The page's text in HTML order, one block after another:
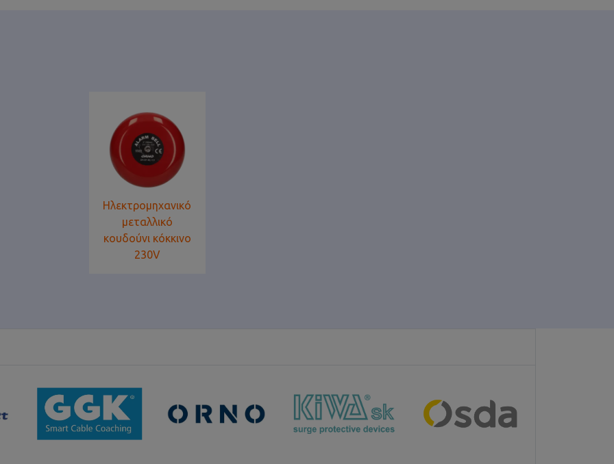
Ηλεκτρομηχανικό
μεταλλικό
κουδούνι κόκκινο
230V